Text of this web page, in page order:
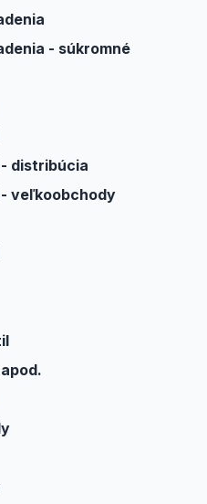
- súkromné
distribúcia
veľkoobchody